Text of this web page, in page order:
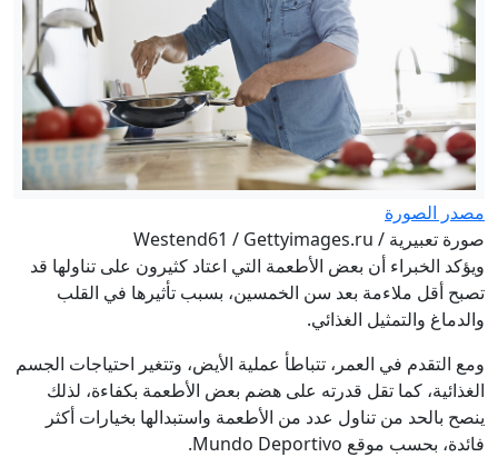
متزامنة في يوم واحد
إيران.. ترمب يفضل التعامل “بهدوء” مع
طهران وخامنئي يلتقي بزشكيان
مصدر الصورة
صورة تعبيرية / Westend61 / Gettyimages.ru
ويؤكد الخبراء أن بعض الأطعمة التي اعتاد كثيرون على تناولها قد
تصبح أقل ملاءمة بعد سن الخمسين، بسبب تأثيرها في القلب
والدماغ والتمثيل الغذائي.
ومع التقدم في العمر، تتباطأ عملية الأيض، وتتغير احتياجات الجسم
الغذائية، كما تقل قدرته على هضم بعض الأطعمة بكفاءة، لذلك
ينصح بالحد من تناول عدد من الأطعمة واستبدالها بخيارات أكثر
فائدة، بحسب موقع Mundo Deportivo.